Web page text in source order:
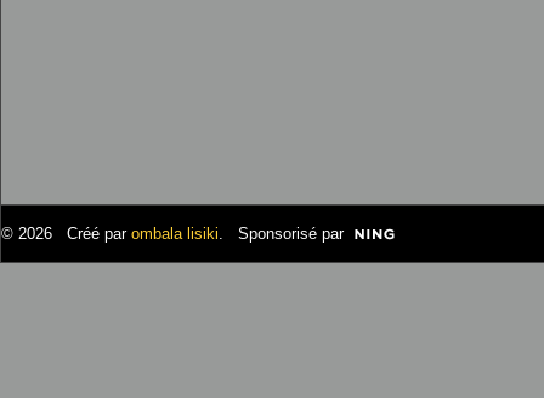
© 2026 Créé par ombala lisiki. Sponsorisé par